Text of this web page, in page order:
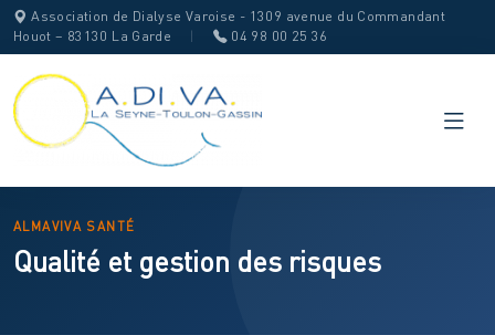
Association de Dialyse Varoise - 1309 avenue du Commandant
Houot – 83130 La Garde
04 98 00 25 36
ALMAVIVA SANTÉ
Qualité et gestion des risques